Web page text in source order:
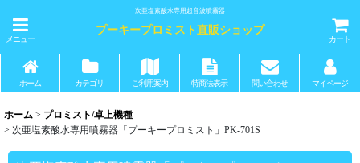
次亜塩素酸水専用超音波噴霧器
メニュー
プーキープロミスト直販ショップ
カート
ホーム カテゴリ ご利用案内 特商法表示 問い合わせ マイページ
ホーム > プロミスト/卓上機種
> 次亜塩素酸水専用噴霧器「プーキープロミスト」PK-701S